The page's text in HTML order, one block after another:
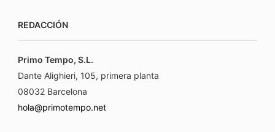
REDACCIÓN
Primo Tempo, S.L.
Dante Alighieri, 105, primera planta
08032 Barcelona
hola@primotempo.net